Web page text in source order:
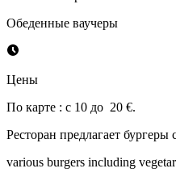
Обеденные ваучеры
Цены
По карте : с 10 до 20 €.
Ресторан предлагает
various burgers including